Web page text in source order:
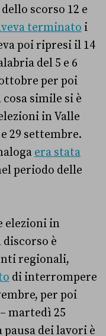
scorso 12 e
terminato i
poi ripresi il 14
del 5 e 6
per poi
simile si è
in Valle
29 settembre.
era stata
periodo delle
elezioni in
discorso è
regionali,
di interrompere
per poi
martedì 25
pausa dei lavori è